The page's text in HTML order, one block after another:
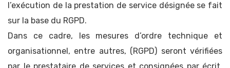
l’exécution de la prestation de service désignée se fait
sur la base du RGPD.
Dans ce cadre, les mesures d’ordre technique et
organisationnel, entre autres, (RGPD) seront vérifiées